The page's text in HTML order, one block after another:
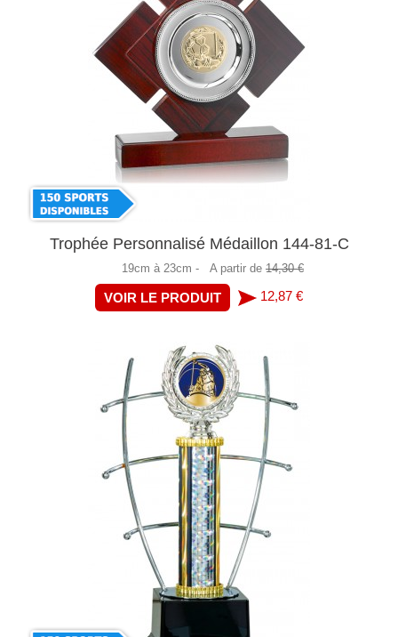
Trophée Personnalisé Médaillon 144-81-C
19cm à 23cm - A partir de 14,30 €
VOIR LE PRODUIT 12,87 €